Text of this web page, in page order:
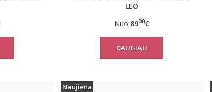
LEO
Nuo 8900€
DAUGIAU
Naujiena